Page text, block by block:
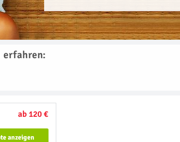
erfahren:
ab 120 €
anzeigen